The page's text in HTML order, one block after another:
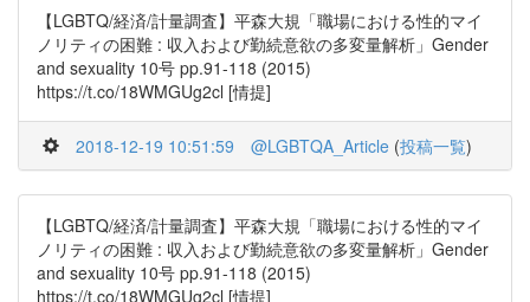
【LGBTQ/経済/計量調査】平森大規「職場における性的マイ
ノリティの困難 : 収入および勤続意欲の多変量解析」Gender
and sexuality 10号 pp.91-118 (2015)
https://t.co/18WMGUg2cl [情提]
2018-12-19 10:51:59 @LGBTQA_Article (投稿一覧)
【LGBTQ/経済/計量調査】平森大規「職場における性的マイ
ノリティの困難 : 収入および勤続意欲の多変量解析」Gender
and sexuality 10号 pp.91-118 (2015)
https://t.co/18WMGUg2cl [情提]